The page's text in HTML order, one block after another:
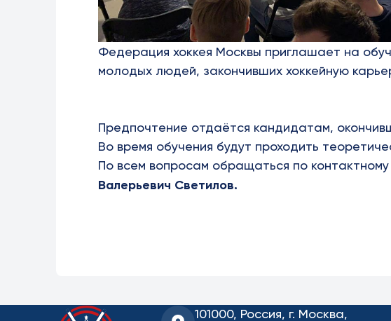
Федерация хоккея Москвы приглашает на
молодых людей, закончивших хоккейную
Предпочтение отдаётся кандидатам,
Во время обучения будут проходить
По всем вопросам обращаться по
Валерьевич Светилов.
101000, Россия, г. Москва,